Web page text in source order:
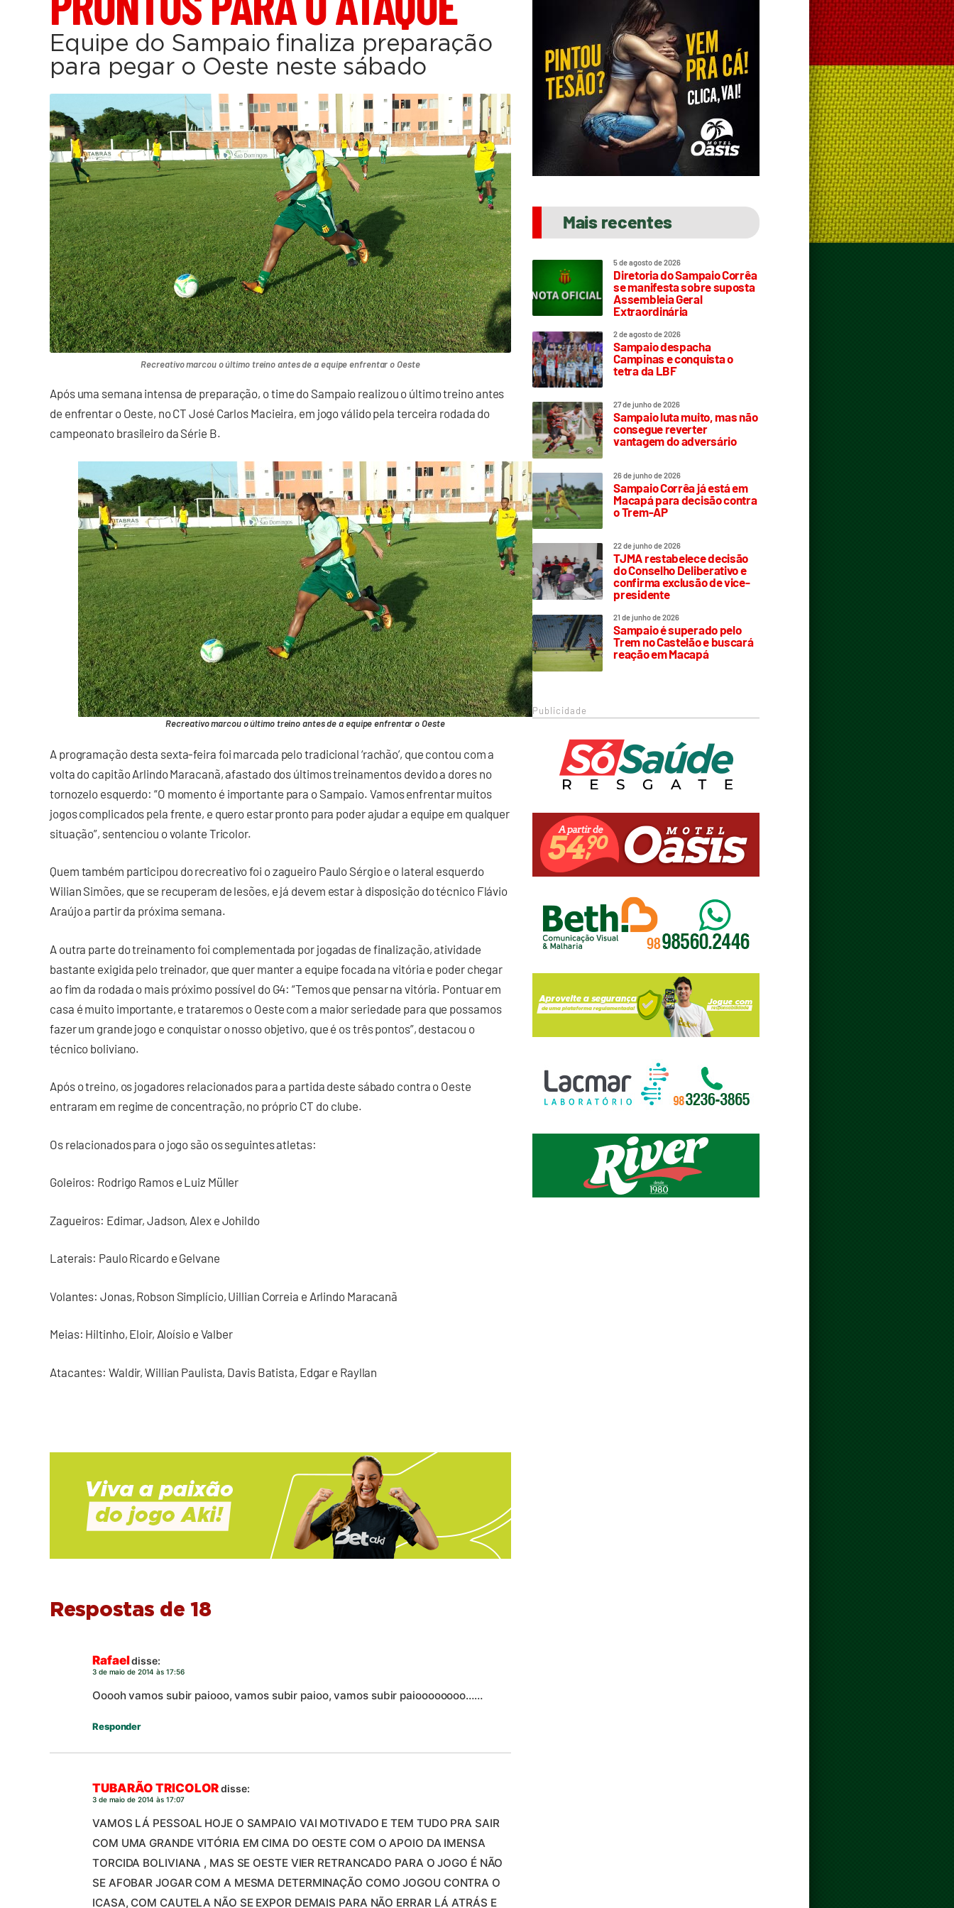
Equipe do Sampaio finaliza preparação
para pegar o Oeste neste sábado
Recreativo marcou o último treino antes de a equipe enfrentar o Oeste
Após uma semana intensa de preparação, o time do Sampaio realizou o último treino antes
de enfrentar o Oeste, no CT José Carlos Macieira, em jogo válido pela terceira rodada do
campeonato brasileiro da Série B.
Recreativo marcou o último treino antes de a equipe enfrentar o Oeste
A programação desta sexta-feira foi marcada pelo tradicional ‘rachão’, que contou com a
volta do capitão Arlindo Maracanã, afastado dos últimos treinamentos devido a dores no
tornozelo esquerdo: “O momento é importante para o Sampaio. Vamos enfrentar muitos
jogos complicados pela frente, e quero estar pronto para poder ajudar a equipe em qualquer
situação”, sentenciou o volante Tricolor.
Quem também participou do recreativo foi o zagueiro Paulo Sérgio e o lateral esquerdo
Wilian Simões, que se recuperam de lesões, e já devem estar à disposição do técnico Flávio
Araújo a partir da próxima semana.
A outra parte do treinamento foi complementada por jogadas de finalização, atividade
bastante exigida pelo treinador, que quer manter a equipe focada na vitória e poder chegar
ao fim da rodada o mais próximo possível do G4: “Temos que pensar na vitória. Pontuar em
casa é muito importante, e trataremos o Oeste com a maior seriedade para que possamos
fazer um grande jogo e conquistar o nosso objetivo, que é os três pontos”, destacou o
técnico boliviano.
Após o treino, os jogadores relacionados para a partida deste sábado contra o Oeste
entraram em regime de concentração, no próprio CT do clube.
Os relacionados para o jogo são os seguintes atletas:
Goleiros: Rodrigo Ramos e Luiz Müller
Zagueiros: Edimar, Jadson, Alex e Johildo
Laterais: Paulo Ricardo e Gelvane
Volantes: Jonas, Robson Simplício, Uillian Correia e Arlindo Maracanã
Meias: Hiltinho, Eloir, Aloísio e Valber
Atacantes: Waldir, Willian Paulista, Davis Batista, Edgar e Rayllan
Respostas de 18
Rafaeldisse:
3 de maio de 2014 às 17:56
Ooooh vamos subir paiooo, vamos subir paioo, vamos subir paioooooooo……
Responder
TUBARÃO TRICOLORdisse:
3 de maio de 2014 às 17:07
VAMOS LÁ PESSOAL HOJE O SAMPAIO VAI MOTIVADO E TEM TUDO PRA SAIR
COM UMA GRANDE VITÓRIA EM CIMA DO OESTE COM O APOIO DA IMENSA
TORCIDA BOLIVIANA , MAS SE OESTE VIER RETRANCADO PARA O JOGO É NÃO
SE AFOBAR JOGAR COM A MESMA DETERMINAÇÃO COMO JOGOU CONTRA O
ICASA, COM CAUTELA NÃO SE EXPOR DEMAIS PARA NÃO ERRAR LÁ ATRÁS E
Mais recentes
5 de agosto de 2026
Diretoria do Sampaio Corrêa
se manifesta sobre suposta
Assembleia Geral
Extraordinária
2 de agosto de 2026
Sampaio despacha
Campinas e conquista o
tetra da LBF
27 de junho de 2026
Sampaio luta muito, mas não
consegue reverter
vantagem do adversário
26 de junho de 2026
Sampaio Corrêa já está em
Macapá para decisão contra
o Trem-AP
22 de junho de 2026
TJMA restabelece decisão
do Conselho Deliberativo e
confirma exclusão de vice-
presidente
21 de junho de 2026
Sampaio é superado pelo
Trem no Castelão e buscará
reação em Macapá
Publicidade